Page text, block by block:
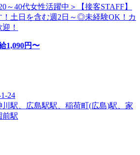
～40代女性活躍中＞【接客STAFF】
！土日を含む週2日～◎未経験OK！カ
！
1,090円〜
24
駅、広島駅駅、稲荷町(広島)駅、家
前駅